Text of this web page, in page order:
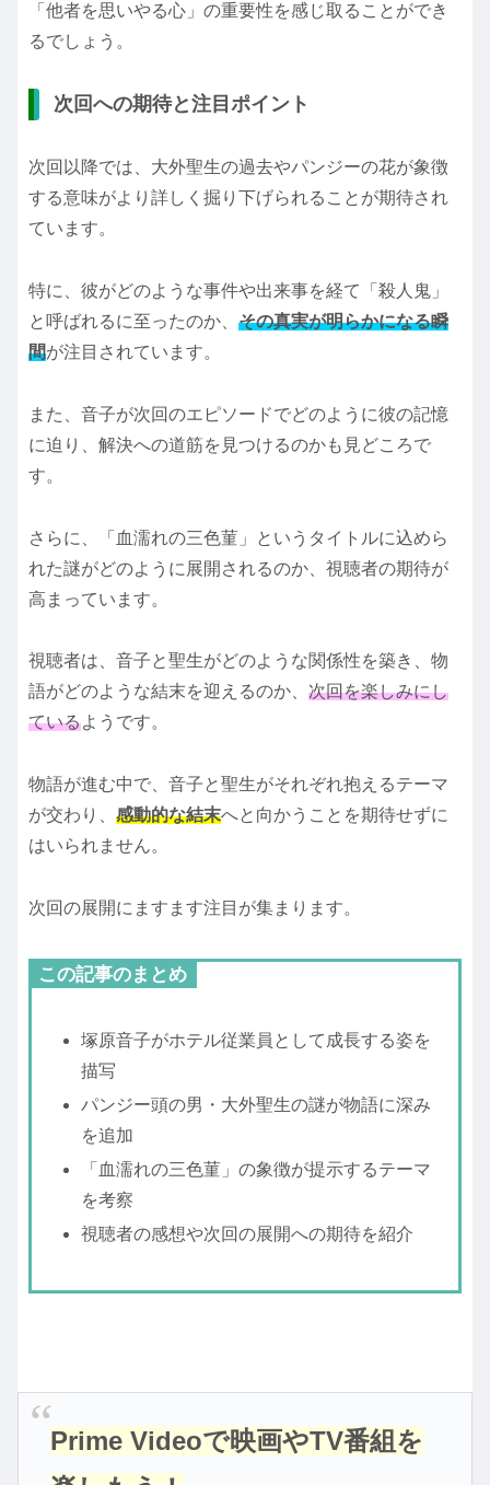
「他者を思いやる心」の重要性を感じ取ることができ
るでしょう。
次回への期待と注目ポイント
次回以降では、大外聖生の過去やパンジーの花が象徴
する意味がより詳しく掘り下げられることが期待され
ています。
特に、彼がどのような事件や出来事を経て「殺人鬼」
と呼ばれるに至ったのか、 その真実が明らかになる瞬
間が注目されています。
また、音子が次回のエピソードでどのように彼の記憶
に迫り、解決への道筋を見つけるのかも見どころで
す。
さらに、「血濡れの三色菫」というタイトルに込めら
れた謎がどのように展開されるのか、視聴者の期待が
高まっています。
視聴者は、音子と聖生がどのような関係性を築き、物
語がどのような結末を迎えるのか、 次回を楽しみにし
ているようです。
物語が進む中で、音子と聖生がそれぞれ抱えるテーマ
が交わり、 感動的な結末へと向かうことを期待せずに
はいられません。
次回の展開にますます注目が集まります。
この記事のまとめ
塚原音子がホテル従業員として成長する姿を
描写
パンジー頭の男・大外聖生の謎が物語に深み
を追加
「血濡れの三色菫」の象徴が提示するテーマ
を考察
視聴者の感想や次回の展開への期待を紹介
Prime Videoで映画やTV番組を